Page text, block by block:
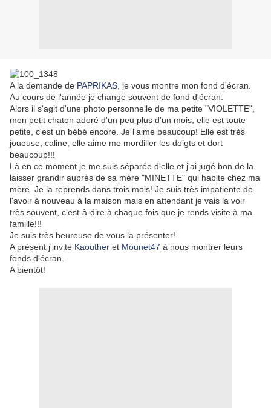
A la demande de PAPRIKAS , je vous montre mon fond d'écran.
Au cours de l'année je change souvent de fond d'écran.
Alors il s'agit d'une photo personnelle de ma petite "VIOLETTE",
mon petit chaton adoré d'un peu plus d'un mois, elle est toute
petite, c'est un bébé encore. Je l'aime beaucoup! Elle est très
joueuse, caline, elle aime me mordiller les doigts et dort
beaucoup!!!
Là en ce moment je me suis séparée d'elle et j'ai jugé bon de la
laisser grandir auprès de sa mère "MINETTE" qui habite chez ma
mère. Je la reprends dans trois mois! Je suis très impatiente de
l'avoir à nouveau à la maison mais en attendant je vais la voir
très souvent, c'est-à-dire à chaque fois que je rends visite à ma
famille!!!
Je suis très heureuse de vous la présenter!
A présent j'invite Kaouther et Mounet47 à nous montrer leurs
fonds d'écran.
A bientôt!